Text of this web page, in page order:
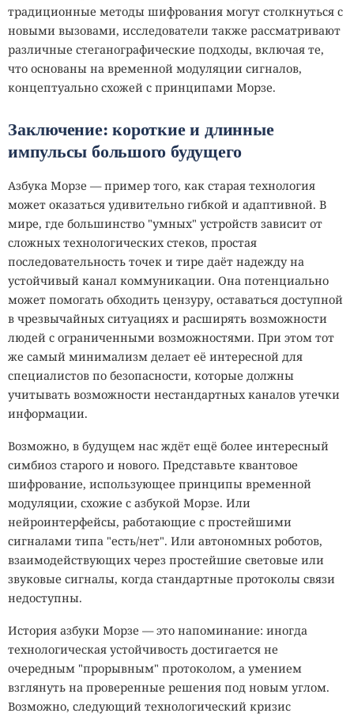
традиционные методы шифрования могут столкнуться с
новыми вызовами, исследователи также рассматривают
различные стеганографические подходы, включая те,
что основаны на временной модуляции сигналов,
концептуально схожей с принципами Морзе.
Заключение: короткие и длинные
импульсы большого будущего
Азбука Морзе — пример того, как старая технология
может оказаться удивительно гибкой и адаптивной. В
мире, где большинство "умных" устройств зависит от
сложных технологических стеков, простая
последовательность точек и тире даёт надежду на
устойчивый канал коммуникации. Она потенциально
может помогать обходить цензуру, оставаться доступной
в чрезвычайных ситуациях и расширять возможности
людей с ограниченными возможностями. При этом тот
же самый минимализм делает её интересной для
специалистов по безопасности, которые должны
учитывать возможности нестандартных каналов утечки
информации.
Возможно, в будущем нас ждёт ещё более интересный
симбиоз старого и нового. Представьте квантовое
шифрование, использующее принципы временной
модуляции, схожие с азбукой Морзе. Или
нейроинтерфейсы, работающие с простейшими
сигналами типа "есть/нет". Или автономных роботов,
взаимодействующих через простейшие световые или
звуковые сигналы, когда стандартные протоколы связи
недоступны.
История азбуки Морзе — это напоминание: иногда
технологическая устойчивость достигается не
очередным "прорывным" протоколом, а умением
взглянуть на проверенные решения под новым углом.
Возможно, следующий технологический кризис